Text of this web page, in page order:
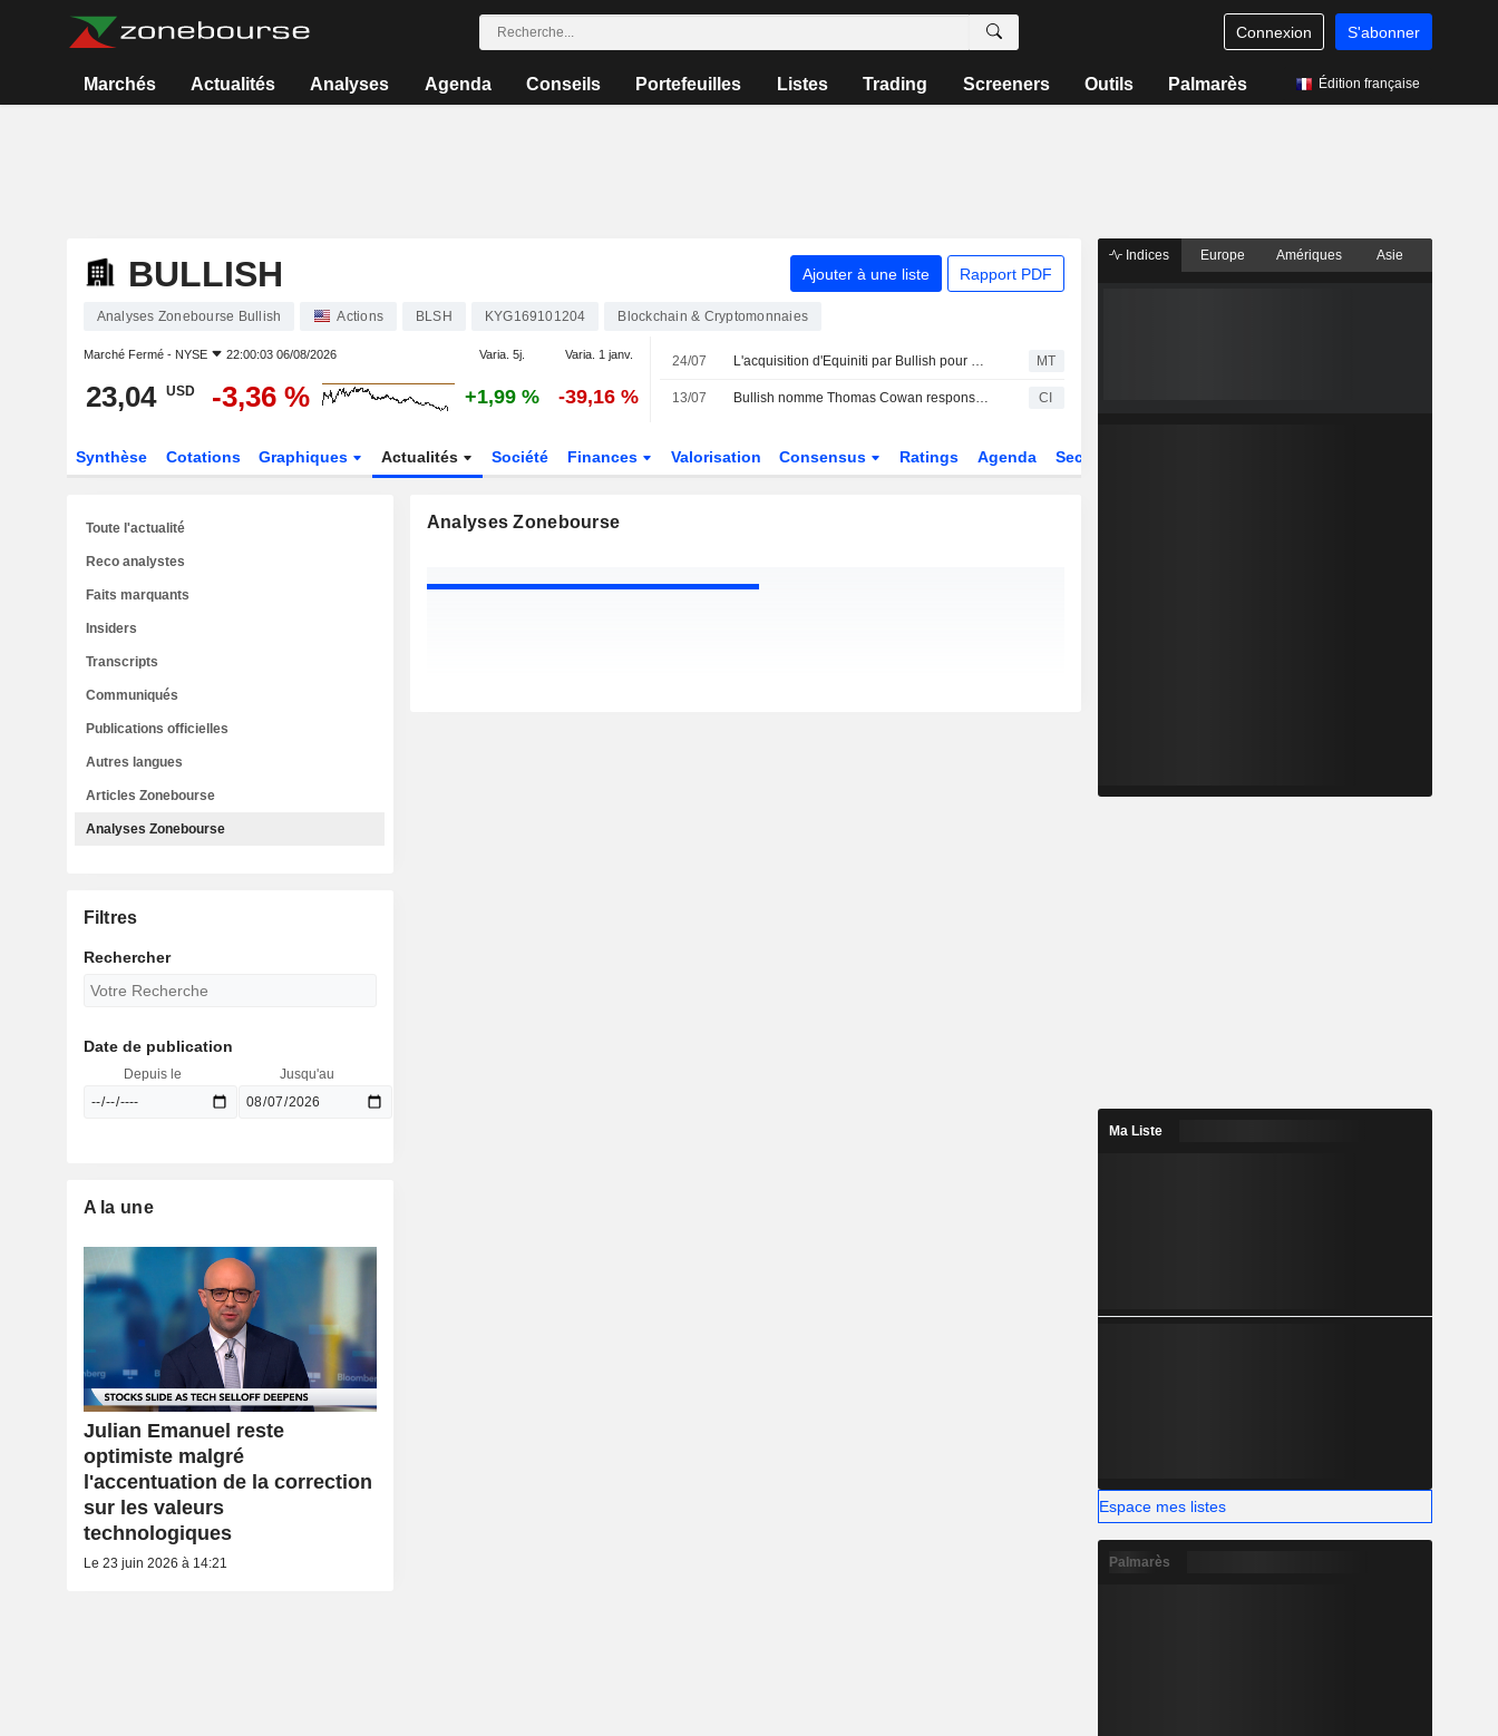
Connexion S'abonner
Marchés Actualités Analyses Agenda Conseils Portefeuilles Listes Trading Screeners Outils Palmarès Édition française
BULLISH Ajouter à une liste Rapport PDF
Analyses Zonebourse Bullish Actions BLSH KYG169101204 Blockchain & Cryptomonnaies
Marché Fermé - NYSE 22:00:03 06/08/2026 Varia. 5j. Varia. 1 janv.
23,04 USD -3,36 % +1,99 % -39,16 %
24/07 L'acquisition d'Equiniti par Bullish pour 4,2 milliards de dollars reçoit le feu vert des autorités de la concurrence au Royaume-Uni, aux États-Unis et en Allemagne MT
13/07 Bullish nomme Thomas Cowan responsable de la tokenisation CI
Synthèse Cotations Graphiques Actualités Société Finances Valorisation Consensus Ratings Agenda Secteur
Analyses Zonebourse
Toute l'actualité
Reco analystes
Faits marquants
Insiders
Transcripts
Communiqués
Publications officielles
Autres langues
Articles Zonebourse
Analyses Zonebourse
Filtres
Rechercher
Date de publication
Depuis le Jusqu'au
A la une
Julian Emanuel reste
optimiste malgré
l'accentuation de la correction
sur les valeurs
technologiques
Le 23 juin 2026 à 14:21
Indices Europe Amériques Asie
Ma Liste
Espace mes listes
Palmarès